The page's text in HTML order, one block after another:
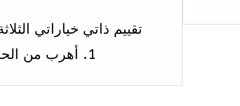
تقييم ذاتي خياراتي
1. أهرب من الحق. 2. أَخلِق الحق. 3. أبحث عن […]